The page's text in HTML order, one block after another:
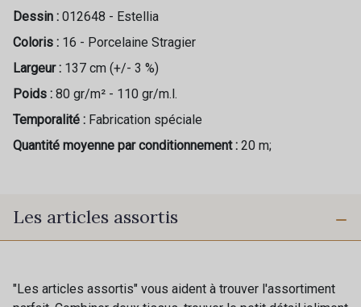
Dessin : 012648 - Estellia
Coloris : 16 - Porcelaine Stragier
Largeur : 137 cm (+/- 3 %)
Poids : 80 gr/m² - 110 gr/m.l.
Temporalité : Fabrication spéciale
Quantité moyenne par conditionnement : 20 m;
Les articles assortis
"Les articles assortis" vous aident à trouver l'assortiment